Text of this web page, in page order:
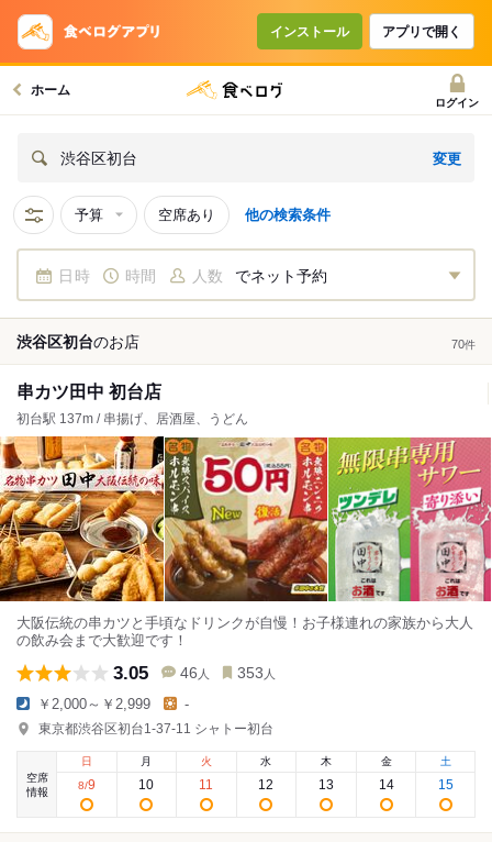
インストール アプリで開く
ホーム
ログイン
渋谷区初台 変更
予算 空席あり 他の検索条件
日時 時間 人数 でネット予約
渋谷区初台のお店 70件
串カツ田中 初台店
初台駅 137m / 串揚げ、居酒屋、うどん
大阪伝統の串カツと手頃なドリンクが自慢！お子様連れの家族から大人
の飲み会まで大歓迎です！
3.05 46 人 353 人
￥2,000～￥2,999 -
東京都渋谷区初台1-37-11 シャトー初台
空席
情報
日
8/9
月
10
火
11
水
12
木
13
金
14
土
15